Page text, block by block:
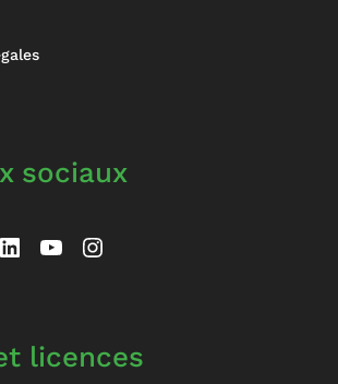
sociaux
LinkedIn
YouTubeInstagram
licences